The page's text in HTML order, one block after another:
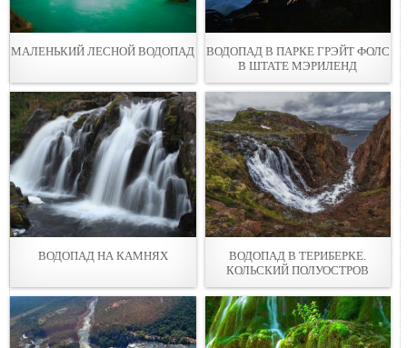
МАЛЕНЬКИЙ ЛЕСНОЙ ВОДОПАД
ВОДОПАД В ПАРКЕ ГРЭЙТ ФОЛС
В ШТАТЕ МЭРИЛЕНД
ВОДОПАД НА КАМНЯХ
ВОДОПАД В ТЕРИБЕРКЕ.
КОЛЬСКИЙ ПОЛУОСТРОВ